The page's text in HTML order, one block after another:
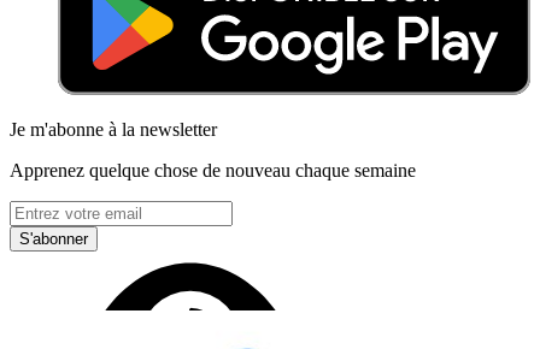
Je m'abonne à la newsletter
Apprenez quelque chose de nouveau chaque semaine
S'abonner